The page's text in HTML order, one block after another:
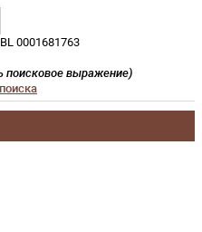
0001681763
поисковое выражение)